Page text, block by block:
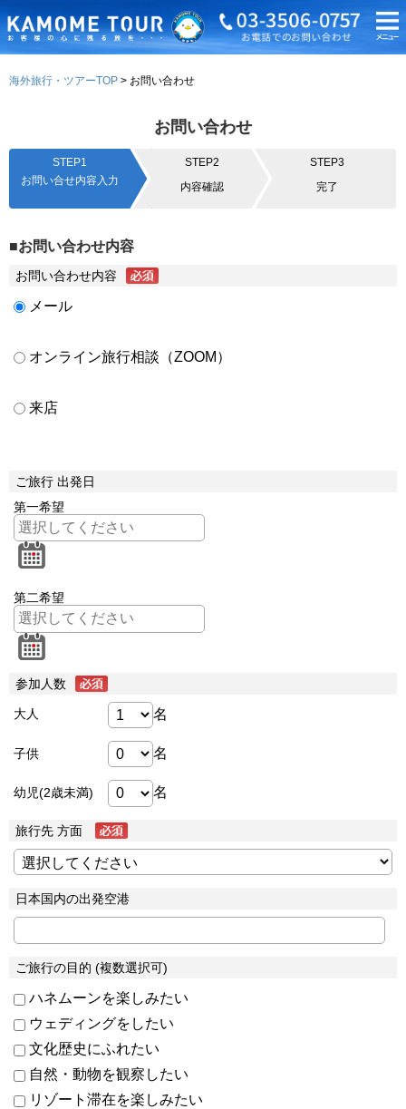
海外旅行・ツアーTOP お問い合わせ
お問い合わせ
STEP1
お問い合せ内容入力
STEP2
内容確認
STEP3
完了
■お問い合わせ内容
お問い合わせ内容
メール
オンライン旅行相談（ZOOM）
来店
ご旅行 出発日
第一希望
第二希望
参加人数
大人 名
子供 名
幼児(2歳未満) 名
旅行先 方面
日本国内の出発空港
ご旅行の目的 (複数選択可)
ハネムーンを楽しみたい
ウェディングをしたい
文化歴史にふれたい
自然・動物を観察したい
リゾート滞在を楽しみたい